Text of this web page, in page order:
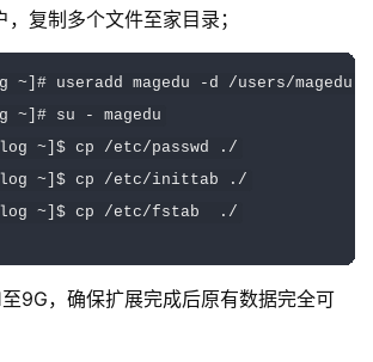
复制多个文件至家目录；
~]# useradd magedu - d / users/magedu
~]# su -
magedu
~] $ cp /etc/ passwd
./
~] $ cp /etc/ inittab
./
~] $ cp /etc/ fstab ./
9G，确保扩展完成后原有数据完全可